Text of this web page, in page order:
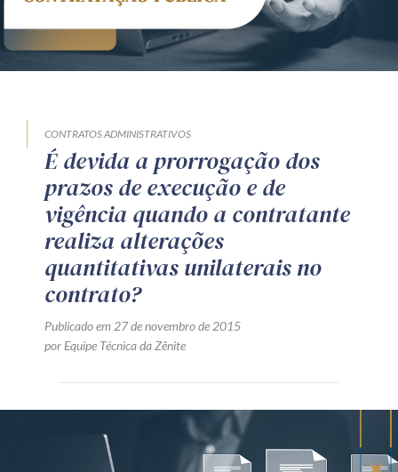
CONTRATOS ADMINISTRATIVOS
É devida a prorrogação dos
prazos de execução e de
vigência quando a contratante
realiza alterações
quantitativas unilaterais no
contrato?
Publicado em 27 de novembro de 2015
por Equipe Técnica da Zênite